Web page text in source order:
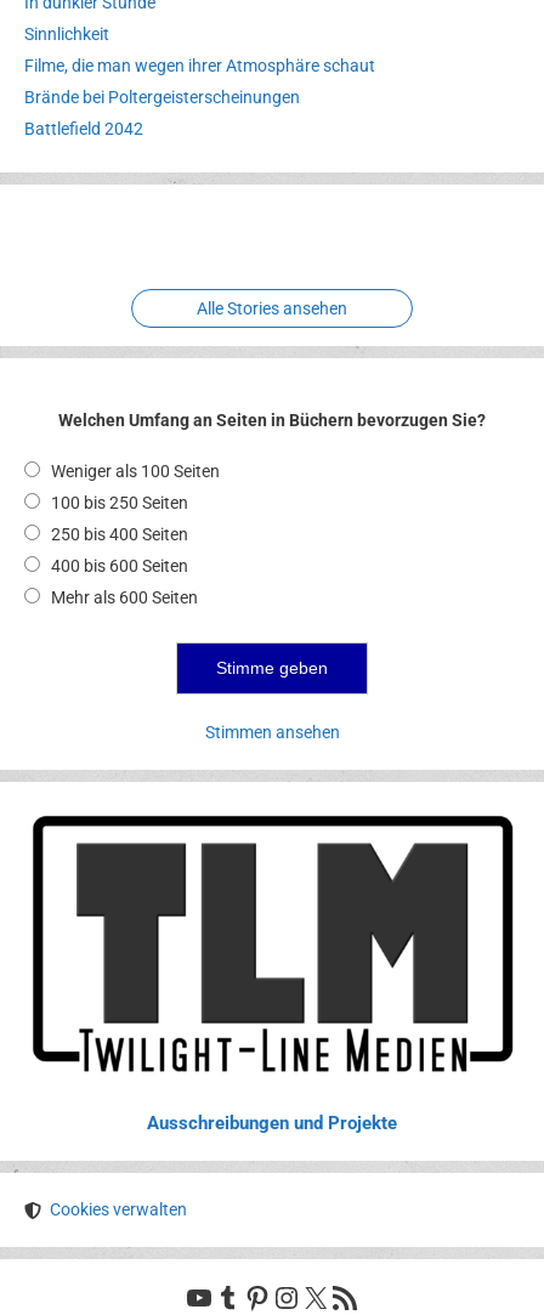
Sinnlichkeit
Filme, die man wegen ihrer Atmosphäre schaut
Brände bei Poltergeisterscheinungen
Battlefield 2042
Erlebnispark
Verbotene
Alle Stories ansehen
Welchen Umfang an Seiten in Büchern bevorzugen Sie?
Weniger als 100 Seiten
100 bis 250 Seiten
250 bis 400 Seiten
400 bis 600 Seiten
Mehr als 600 Seiten
Stimmen ansehen
Ausschreibungen und Projekte
Cookies verwalten
YouTube
Tumblr
Pinterest
Instagram
X RSS-Feed